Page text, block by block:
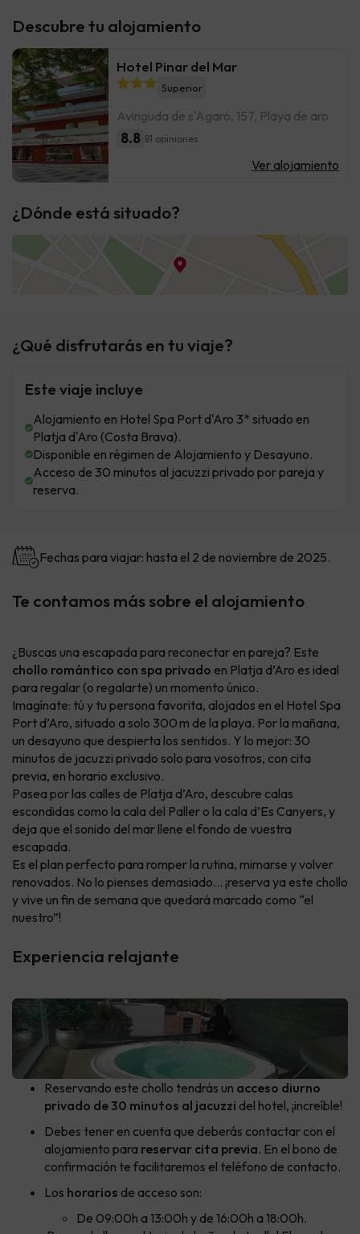
Descubre tu alojamiento
Hotel Pinar del Mar
Superior
Avinguda de s'Agaró, 157, Playa de aro
8.8 81 opiniones
Ver alojamiento
¿Dónde está situado?
¿Qué disfrutarás en tu viaje?
Este viaje incluye
Alojamiento en Hotel Spa Port d'Aro 3* situado en
Platja d'Aro (Costa Brava).
Disponible en régimen de Alojamiento y Desayuno.
Acceso de 30 minutos al jacuzzi privado por pareja y
reserva.
Fechas para viajar: hasta el 2 de noviembre de 2025.
Te contamos más sobre el alojamiento
¿Buscas una escapada para reconectar en pareja? Este
chollo romántico con spa privado en Platja d’Aro es ideal
para regalar (o regalarte) un momento único.
Imagínate: tú y tu persona favorita, alojados en el Hotel Spa
Port d’Aro, situado a solo 300 m de la playa. Por la mañana,
un desayuno que despierta los sentidos. Y lo mejor: 30
minutos de jacuzzi privado solo para vosotros, con cita
previa, en horario exclusivo.
Pasea por las calles de Platja d’Aro, descubre calas
escondidas como la cala del Paller o la cala d’Es Canyers, y
deja que el sonido del mar llene el fondo de vuestra
escapada.
Es el plan perfecto para romper la rutina, mimarse y volver
renovados. No lo pienses demasiado… ¡reserva ya este chollo
y vive un fin de semana que quedará marcado como “el
nuestro”!
Experiencia relajante
Reservando este chollo tendrás un acceso diurno
privado de 30 minutos al jacuzzi del hotel, ¡increíble!
Debes tener en cuenta que deberás contactar con el
alojamiento para reservar cita previa. En el bono de
confirmación te facilitaremos el teléfono de contacto.
Los horarios de acceso son:
De 09:00h a 13:00h y de 16:00h a 18:00h.